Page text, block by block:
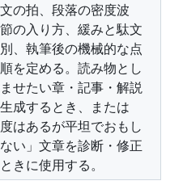
の拍、段落の密度波
の入り方、緩みと駄文
、執筆後の機械的な点
を定める。読み物とし
せたい章・記事・解説
成するとき、または
度はあるが平坦でおもし
い」文章を診断・修正
きに使用する。